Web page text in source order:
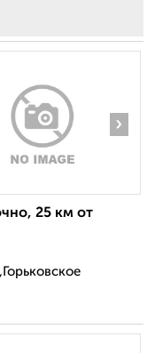
›
25 км от